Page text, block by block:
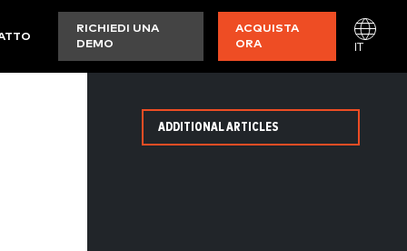
RICHIEDI UNA
DEMO
ACQUISTA
ORA
IT
ADDITIONAL ARTICLES